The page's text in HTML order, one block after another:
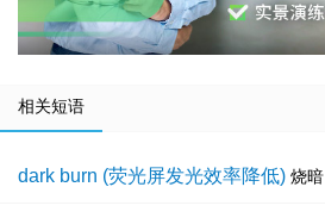
相关短语
dark burn (荧光屏发光效率降低) 烧暗